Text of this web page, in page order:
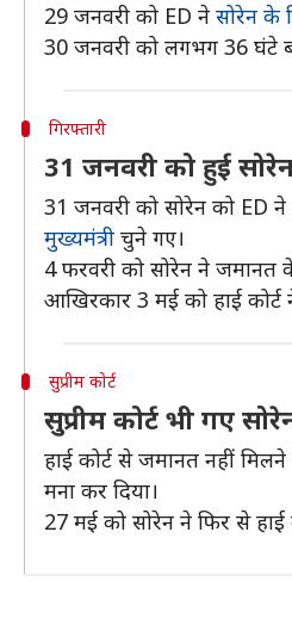
29 जनवरी को ED ने सोरेन के
30 जनवरी को लगभग 36 घंटे
गिरफ्तारी
31 जनवरी को हुई
31 जनवरी को सोरेन को ED
मुख्यमंत्री चुने गए।
4 फरवरी को सोरेन ने जमानत
आखिरकार 3 मई को हाई कोर्ट
सुप्रीम कोर्ट
सुप्रीम कोर्ट भी गए
हाई कोर्ट से जमानत नहीं
मना कर दिया।
27 मई को सोरेन ने फिर से